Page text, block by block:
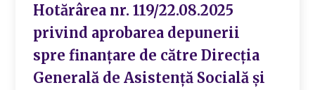
Hotărârea nr. 119/22.08.2025
privind aprobarea depunerii
spre finanțare de către Direcția
Generală de Asistență Socială și